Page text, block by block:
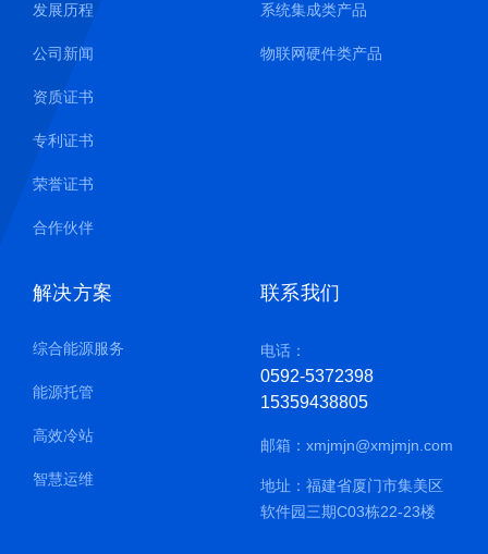
发展历程
公司新闻
资质证书
专利证书
荣誉证书
合作伙伴
系统集成类产品
物联网硬件类产品
解决方案
综合能源服务
能源托管
高效冷站
智慧运维
联系我们
电话：
0592-5372398
15359438805
邮箱： xmjmjn@xmjmjn.com
地址：福建省厦门市集美区
软件园三期C03栋22-23楼